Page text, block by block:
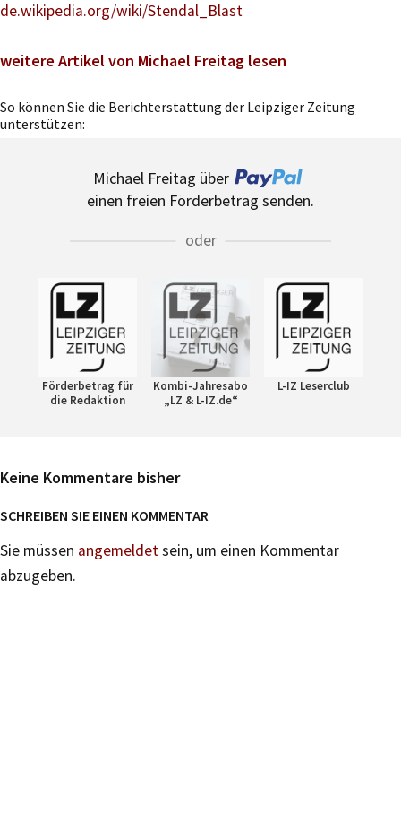
de.wikipedia.org/wiki/Stendal_Blast
weitere Artikel von Michael Freitag lesen
So können Sie die Berichterstattung der Leipziger Zeitung
unterstützen:
Michael Freitag über
einen freien Förderbetrag senden.
oder
Förderbetrag für
die Redaktion
Kombi-Jahresabo
„LZ & L-IZ.de“
L-IZ Leserclub
Keine Kommentare bisher
SCHREIBEN SIE EINEN KOMMENTAR
Sie müssen angemeldetsein, um einen Kommentar
abzugeben.